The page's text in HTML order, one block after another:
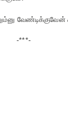
வேண்டிக்குவேன்
-***-